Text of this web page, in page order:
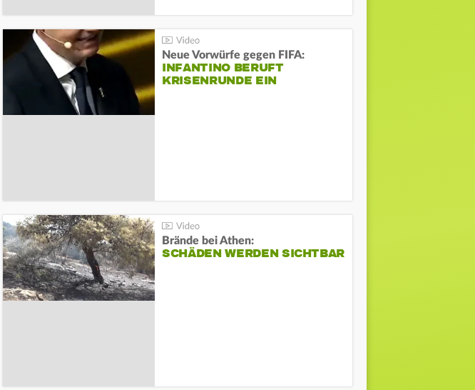
Neue Vorwürfe gegen FIFA:
INFANTINO BERUFT
KRISENRUNDE EIN
Brände bei Athen:
SCHÄDEN WERDEN SICHTBAR